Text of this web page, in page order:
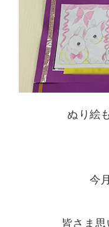
ぬり絵
今
皆さま